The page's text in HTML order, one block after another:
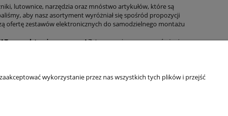
lutownice, narzędzia oraz mnóstwo artykułów, które są
aby nasz asortyment wyróżniał się spośród propozycji
ofertę zestawów elektronicznych do samodzielnego montażu
na podstawie paragonu!Zatem prosimy przy zamówieniu
zestawy elektroniczne, bezpieczniki, obudowy,
o wszechstronnym zastosowaniu domowym oraz
naszych produktów było jeszcze łatwiejsze. W celu
statusu zamówienia oraz oglądanie historii zakupów.
Politykę Prywatności, tak aby każdy z naszych Gości i
wykorzystanie przez nas wszystkich tych plików i przejść